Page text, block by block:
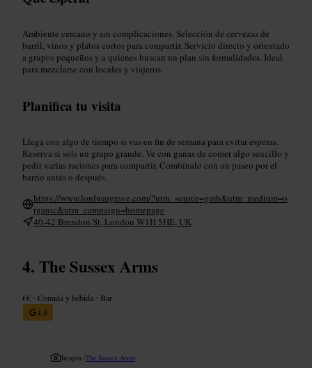
Ambiente cercano y sin complicaciones. Selección de cervezas de
barril, vinos y platos cortos para compartir. Servicio directo y orientado
a grupos pequeños y a quienes buscan un plan sin formalidades. Ideal
para mezclarse con locales y viajeros.
Planifica tu visita
Llega con algo de tiempo si vas en fin de semana para evitar esperas.
Reserva si sois un grupo grande. Ve con ganas de comer algo sencillo y
pedir varias raciones para compartir. Combínalo con un paseo por el
barrio antes o después.
https://www.lordwargrave.com/?utm_source=gmb&utm_medium=o
rganic&utm_campaign=homepage
40-42 Brendon St, London W1H 5HE, UK
The Sussex Arms
€€ •Comida y bebida • Bar
4,4
Imagen /The Sussex Arms